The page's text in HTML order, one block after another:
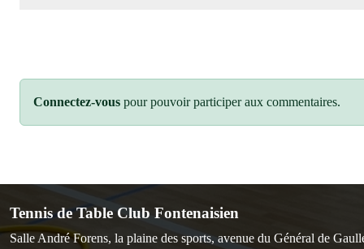
Connectez-vous pour pouvoir participer aux commentaires.
Tennis de Table Club Fontenaisien
Salle André Forens, la plaine des sports, avenue du Général de